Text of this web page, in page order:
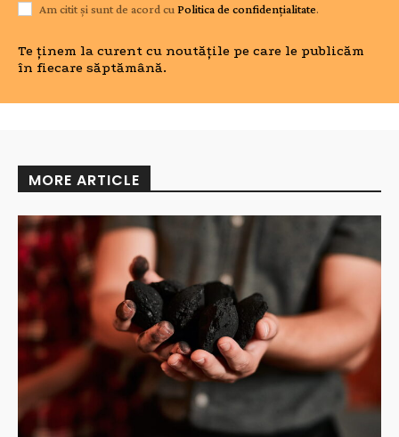
Am citit și sunt de acord cu Politica de confidențialitate.
Te ținem la curent cu noutățile pe care le publicăm
în fiecare săptămână.
MORE ARTICLE